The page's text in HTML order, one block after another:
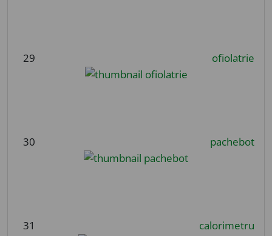
29 ofiolatrie
30 pachebot
31 calorimetru